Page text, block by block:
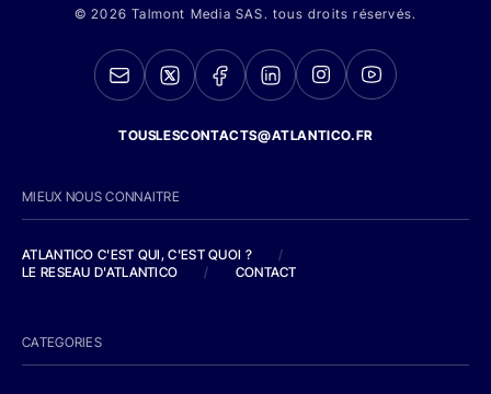
© 2026 Talmont Media SAS. tous droits réservés.
TOUSLESCONTACTS@ATLANTICO.FR
MIEUX NOUS CONNAITRE
ATLANTICO C'EST QUI, C'EST QUOI ?
/
LE RESEAU D'ATLANTICO
/ CONTACT
CATEGORIES